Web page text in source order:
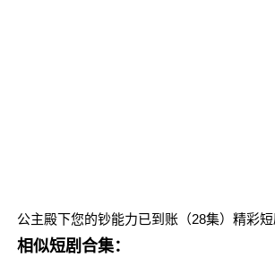
公主殿下您的钞能力已到账（28集）精彩
相似短剧合集：